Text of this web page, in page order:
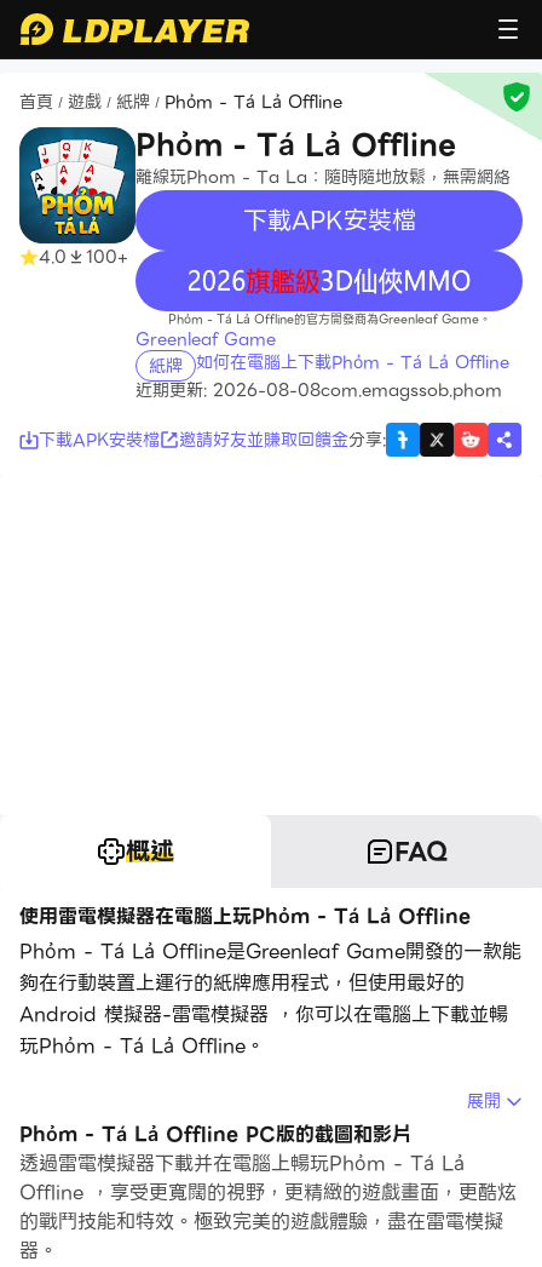
首頁 / 遊戲 / 紙牌 / Phỏm - Tá Lả Offline
4.0 100+
Phỏm - Tá Lả Offline
離線玩Phom - Ta La：隨時隨地放鬆，無需網絡
下載APK安裝檔
recommend
Phỏm - Tá Lả Offline的官方開發商為Greenleaf Game。
Greenleaf Game
紙牌 如何在電腦上下載Phỏm - Tá Lả Offline
近期更新: 2026-08-08com.emagssob.phom
下載APK安裝檔
邀請好友並賺取回饋金分享:
概述 FAQ
使用雷電模擬器在電腦上玩Phỏm - Tá Lả Offline
Phỏm - Tá Lả Offline是Greenleaf Game開發的一款能
夠在行動裝置上運行的紙牌應用程式，但使用最好的
Android 模擬器-雷電模擬器 ，你可以在電腦上下載並暢
玩Phỏm - Tá Lả Offline。
在電腦上運行Phỏm - Tá Lả Offline，您可以在大螢幕上
清晰地瀏覽, 而用滑鼠和鍵盤操控應用程式比用觸摸屏鍵盤
要快得多，同時你將永遠不必擔心設備的電量問題。
通過多開和同步功能，你甚至可以在PC上運行多個應用程
式和帳戶。
展開
Phỏm - Tá Lả Offline PC版的截圖和影片
透過雷電模擬器下載并在電腦上暢玩Phỏm - Tá Lả
Offline ，享受更寬闊的視野，更精緻的遊戲畫面，更酷炫
的戰鬥技能和特效。極致完美的遊戲體驗，盡在雷電模擬
器。